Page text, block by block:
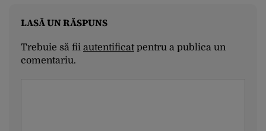
LASĂ UN RĂSPUNS
Trebuie să fii autentificatpentru a publica un
comentariu.